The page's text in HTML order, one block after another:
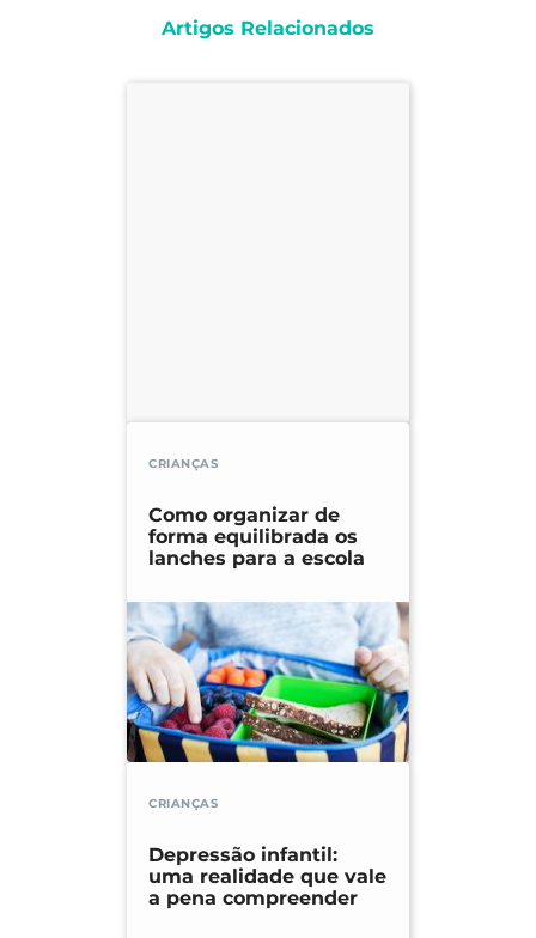
Artigos Relacionados
CRIANÇAS
Como organizar de
forma equilibrada os
lanches para a escola
CRIANÇAS
Depressão infantil:
uma realidade que vale
a pena compreender